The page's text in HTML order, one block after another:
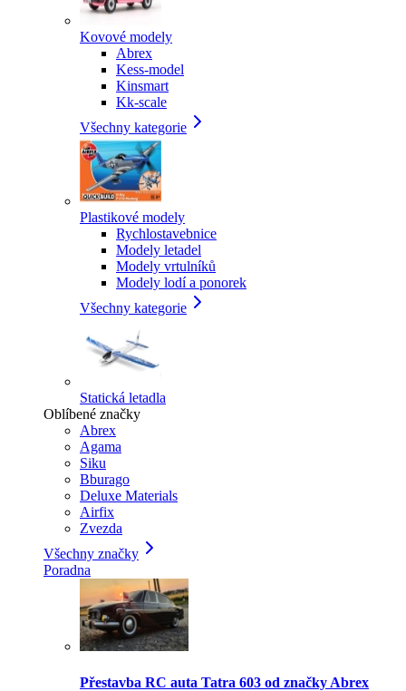
Kovové modely
Abrex
Kess-model
Kinsmart
Kk-scale
Všechny kategorie
Plastikové modely
Rychlostavebnice
Modely letadel
Modely vrtulníků
Modely lodí a ponorek
Všechny kategorie
Statická letadla
Oblíbené značky
Abrex
Agama
Siku
Bburago
Deluxe Materials
Airfix
Zvezda
Všechny značky
Poradna
Přestavba RC auta Tatra 603 od značky Abrex